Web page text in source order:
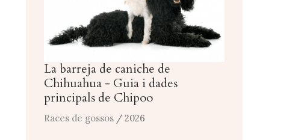
La barreja de caniche de
Chihuahua - Guia i dades
principals de Chipoo
Races de gossos / 2026